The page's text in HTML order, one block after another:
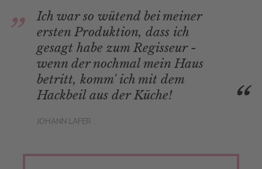
Ich war so wütend bei meiner
ersten Produktion, dass ich
gesagt habe zum Regisseur -
wenn der nochmal mein Haus
betritt, komm' ich mit dem
Hackbeil aus der Küche!
JOHANN LAFER